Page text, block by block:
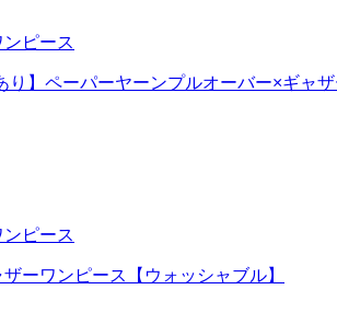
ピース
り】ペーパーヤーンプルオーバー×ギャ
ピース
ーワンピース【ウォッシャブル】